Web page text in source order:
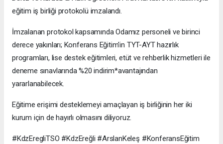
eğitim iş birliği protokolü imzalandı.
İmzalanan protokol kapsamında Odamız personeli ve birinci
derece yakınları; Konferans Eğitim'in TYT-AYT hazırlık
programları, lise destek eğitimleri, etüt ve rehberlik hizmetleri ile
deneme sınavlarında %20 indirim*avantajından
yararlanabilecek.
Eğitime erişimi desteklemeyi amaçlayan iş birliğinin her iki
kurum için de hayırlı olmasını diliyoruz.
#KdzEregliTSO #KdzEreğli #ArslanKeleş #KonferansEğitim